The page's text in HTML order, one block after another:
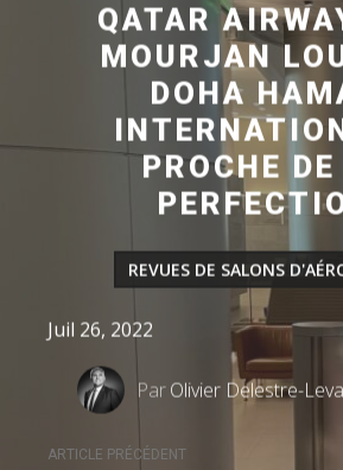
ARTICLE PRÉCÉDENT
QATAR
MOURJAN
DOHA
PROCHE
REVUES DE SALONS
Juil 26, 2022
ParOlivier Delestre-